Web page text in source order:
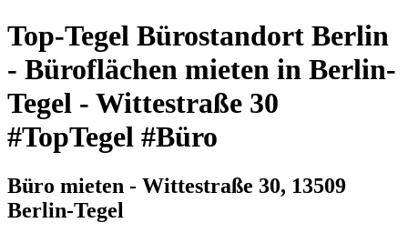
Top-Tegel Bürostandort Berlin
- Büroflächen mieten in Berlin-
Tegel - Wittestraße 30
#TopTegel #Büro
Büro mieten - Wittestraße 30, 13509
Berlin-Tegel